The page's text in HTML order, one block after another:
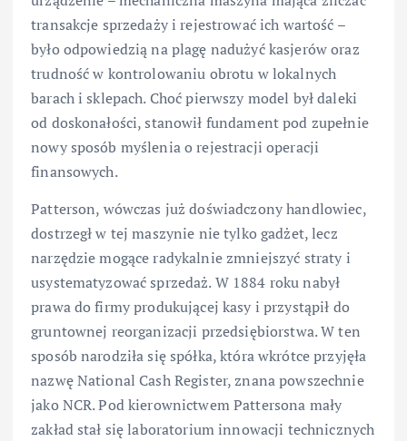
transakcje sprzedaży i rejestrować ich wartość –
było odpowiedzią na plagę nadużyć kasjerów oraz
trudność w kontrolowaniu obrotu w lokalnych
barach i sklepach. Choć pierwszy model był daleki
od doskonałości, stanowił fundament pod zupełnie
nowy sposób myślenia o rejestracji operacji
finansowych.
Patterson, wówczas już doświadczony handlowiec,
dostrzegł w tej maszynie nie tylko gadżet, lecz
narzędzie mogące radykalnie zmniejszyć straty i
usystematyzować sprzedaż. W 1884 roku nabył
prawa do firmy produkującej kasy i przystąpił do
gruntownej reorganizacji przedsiębiorstwa. W ten
sposób narodziła się spółka, która wkrótce przyjęła
nazwę National Cash Register, znana powszechnie
jako NCR. Pod kierownictwem Pattersona mały
zakład stał się laboratorium innowacji technicznych